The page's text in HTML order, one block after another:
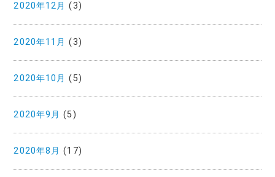
2020年12月 (3)
2020年11月 (3)
2020年10月 (5)
2020年9月 (5)
2020年8月 (17)